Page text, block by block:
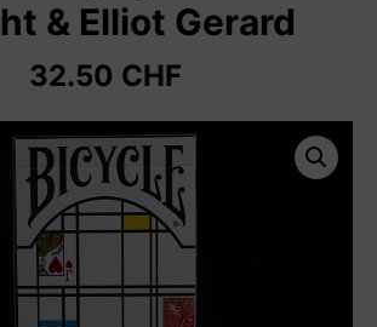
& Elliot Gerard
32.50 CHF